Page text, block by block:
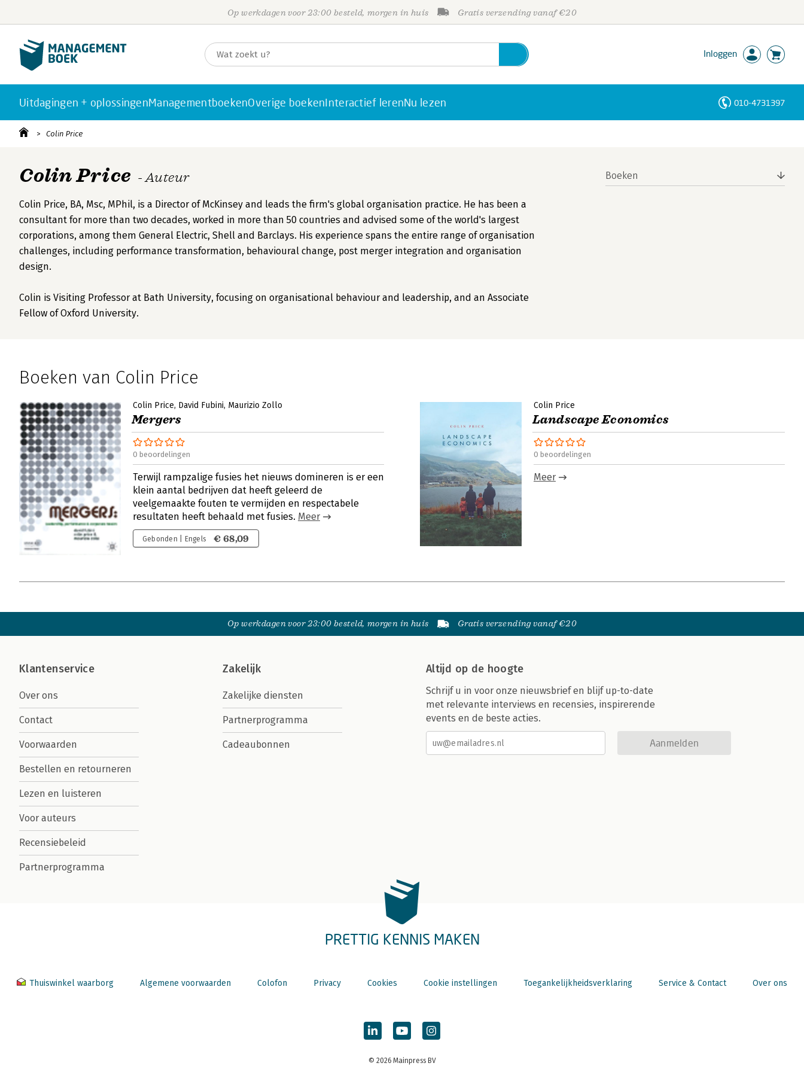
Op werkdagen voor 23:00 besteld, morgen in huis Gratis verzending vanaf €20
Inloggen
Uitdagingen + oplossingenManagementboekenOverige boekenInteractief lerenNu lezen 010-4731397
Colin Price
Colin Price - Auteur
Colin Price, BA, Msc, MPhil, is a Director of McKinsey and leads the firm's global organisation practice. He has been a
consultant for more than two decades, worked in more than 50 countries and advised some of the world's largest
corporations, among them General Electric, Shell and Barclays. His experience spans the entire range of organisation
challenges, including performance transformation, behavioural change, post merger integration and organisation
design.
Colin is Visiting Professor at Bath University, focusing on organisational behaviour and leadership, and an Associate
Fellow of Oxford University.
Boeken
Boeken van Colin Price
Colin Price David Fubini Maurizio Zollo
Mergers
0 beoordelingen
Terwijl rampzalige fusies het nieuws domineren is er een
klein aantal bedrijven dat heeft geleerd de
veelgemaakte fouten te vermijden en respectabele
resultaten heeft behaald met fusies. Meer
Gebonden | Engels € 68,09
Colin Price
Landscape Economics
0 beoordelingen
Meer
Op werkdagen voor 23:00 besteld, morgen in huis Gratis verzending vanaf €20
Klantenservice
Over ons
Contact
Voorwaarden
Bestellen en retourneren
Lezen en luisteren
Voor auteurs
Recensiebeleid
Partnerprogramma
Zakelijk
Zakelijke diensten
Partnerprogramma
Cadeaubonnen
Altijd op de hoogte
Schrijf u in voor onze nieuwsbrief en blijf up-to-date
met relevante interviews en recensies, inspirerende
events en de beste acties.
Aanmelden
PRETTIG KENNIS MAKEN
Thuiswinkel waarborg Algemene voorwaarden Colofon Privacy Cookies Cookie instellingen Toegankelijkheidsverklaring Service & Contact Over ons
© 2026 Mainpress BV
Personen